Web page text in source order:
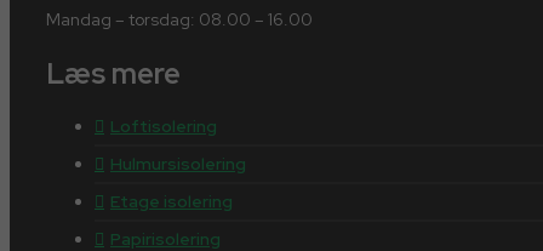
Mandag – torsdag: 08.00 – 16.00
Læs mere
Loftisolering
Hulmursisolering
Etage isolering
Papirisolering